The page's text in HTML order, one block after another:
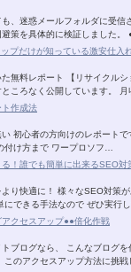
、迷惑メールフォルダに受
策を具体的に検証しました
プだけが知っている激安仕入
料レポート 【リサイクルシ
ころなく公開しています。
作成法
初心者の方向けのレポート
付け方まで ワープロソフ…
！誰でも簡単に出来るSEO対
り快適に！ 様々なSEO対策
できる手法なので ぜひ実行
クセスアップ●●倍化作戦
ブログなら、 こんなブログ
このアクセスアップ方法に挑